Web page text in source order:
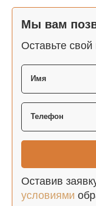
Мы вам
Оставьте
Оставив
условиями